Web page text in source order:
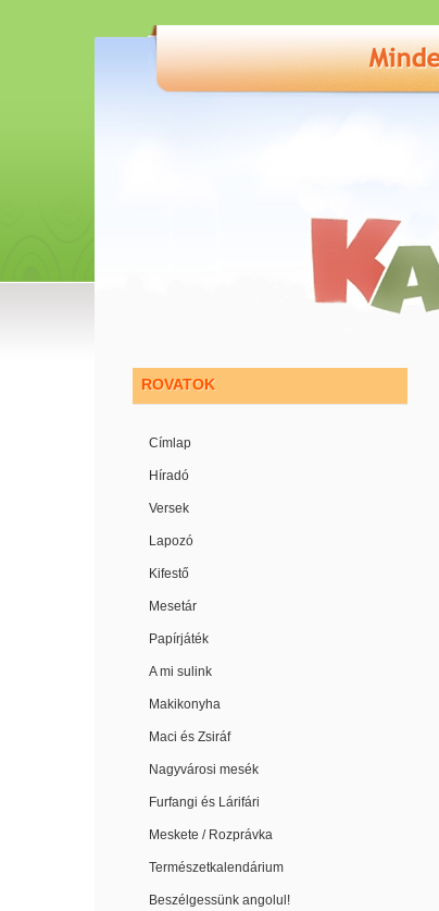
ROVATOK
Címlap
Híradó
Versek
Lapozó
Kifestő
Mesetár
Papírjáték
A mi sulink
Makikonyha
Maci és Zsiráf
Nagyvárosi mesék
Furfangi és Lárifári
Meskete / Rozprávka
Természetkalendárium
Beszélgessünk angolul!